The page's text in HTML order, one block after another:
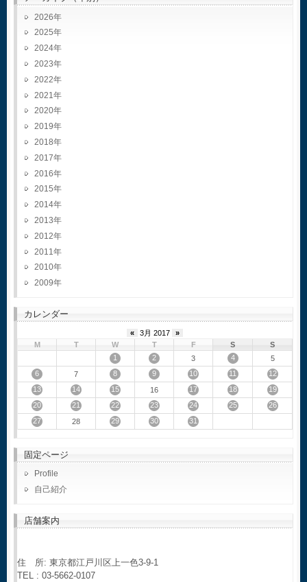
2026
2025
2024
2023
2022
2021
2020
2019
2018
2017
2016
2015
2014
2013
2012
2011
2010
2009
カレンダー
« 3月 2017
»
M
T W T F S
S
1
2 3 4
5
6
7 8 9 10 11
12
13
14 15 16 17 18
19
20
21 22 23 24 25
26
27
28 29 30 31
固定ページ
Profile
自己紹介
店舗案内
住 所: 東京都江戸川区上一色3-9-1
TEL : 03-5662-0107